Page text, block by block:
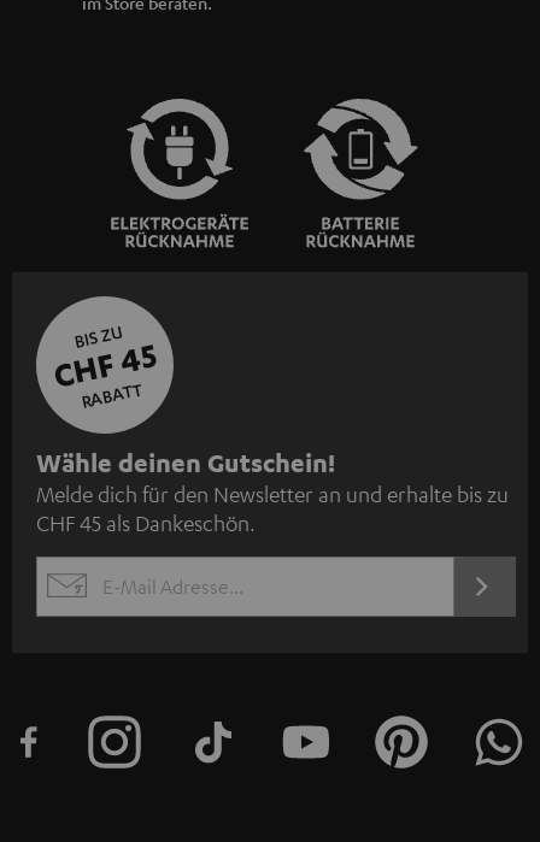
BIS ZU
CHF 45
RABATT
N
e
w
s
l
e
Wähle deinen Gutschein!
Melde dich für den Newsletter an und erhalte bis zu
CHF 45 als Dankeschön.
EMAIL
JETZT